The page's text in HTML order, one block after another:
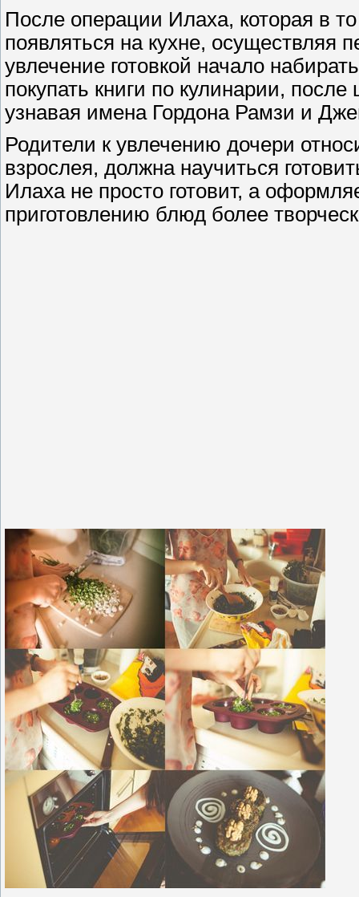
После операции Илаха, которая в
появляться на кухне, осуществляя
увлечение готовкой начало
покупать книги по кулинарии,
узнавая имена Гордона Рамзи и
Родители к увлечению дочери
взрослея, должна научиться
Илаха не просто готовит, а
приготовлению блюд более